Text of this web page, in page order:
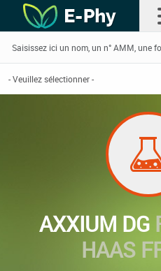
AXXIUM DG
HAAS